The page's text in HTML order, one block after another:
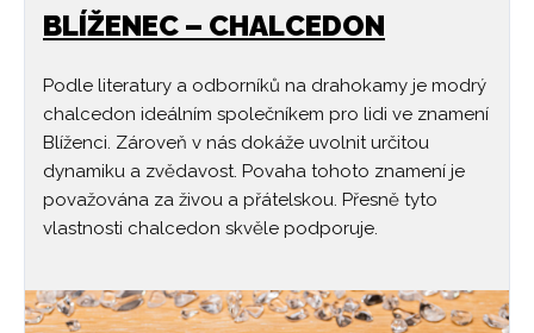
BLÍŽENEC – CHALCEDON
Podle literatury a odborníků na drahokamy je modrý
chalcedon ideálním společníkem pro lidi ve znamení
Blíženci. Zároveň v nás dokáže uvolnit určitou
dynamiku a zvědavost. Povaha tohoto znamení je
považována za živou a přátelskou. Přesně tyto
vlastnosti chalcedon skvěle podporuje.